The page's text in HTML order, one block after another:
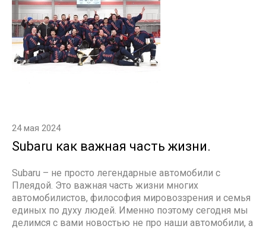
24 мая 2024
Subaru как важная часть жизни.
Subaru – не просто легендарные автомобили с
Плеядой. Это важная часть жизни многих
автомобилистов, философия мировоззрения и семья
единых по духу людей. Именно поэтому сегодня мы
делимся с вами новостью не про наши автомобили, а